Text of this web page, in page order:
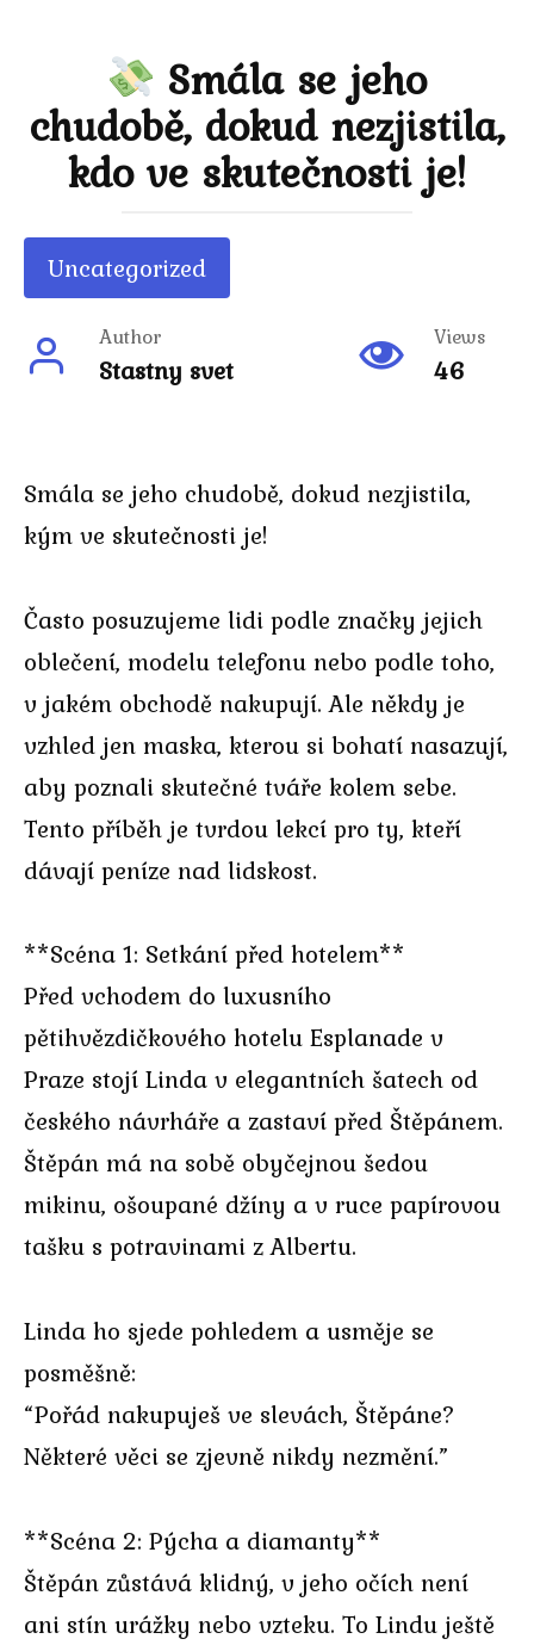
Smála se jeho
chudobě, dokud nezjistila,
kdo ve skutečnosti je!
Uncategorized
Author
Stastny svet
Views
46
Smála se jeho chudobě, dokud nezjistila,
kým ve skutečnosti je!
Často posuzujeme lidi podle značky jejich
oblečení, modelu telefonu nebo podle toho,
v jakém obchodě nakupují. Ale někdy je
vzhled jen maska, kterou si bohatí nasazují,
aby poznali skutečné tváře kolem sebe.
Tento příběh je tvrdou lekcí pro ty, kteří
dávají peníze nad lidskost.
**Scéna 1: Setkání před hotelem**
Před vchodem do luxusního
pětihvězdičkového hotelu Esplanade v
Praze stojí Linda v elegantních šatech od
českého návrháře a zastaví před Štěpánem.
Štěpán má na sobě obyčejnou šedou
mikinu, ošoupané džíny a v ruce papírovou
tašku s potravinami z Albertu.
Linda ho sjede pohledem a usměje se
posměšně:
“Pořád nakupuješ ve slevách, Štěpáne?
Některé věci se zjevně nikdy nezmění.”
**Scéna 2: Pýcha a diamanty**
Štěpán zůstává klidný, v jeho očích není
ani stín urážky nebo vzteku. To Lindu ještě